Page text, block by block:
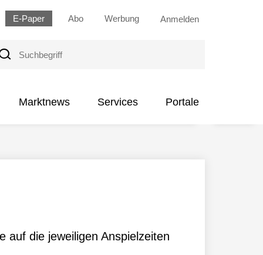
E-Paper Abo Werbung Anmelden
Marktnews Services Portale
auf die jeweiligen Anspielzeiten